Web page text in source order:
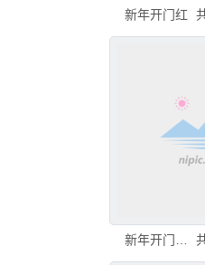
新年开门红